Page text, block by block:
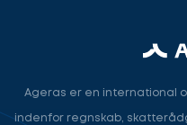
Ageras er en international
indenfor regnskab,